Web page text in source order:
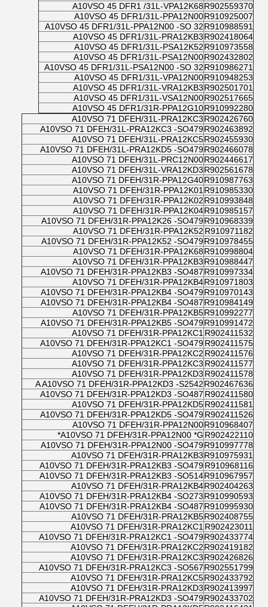
R902559370
A10VSO 45 DFR1 /31L-VPA12K68
R910925007
A10VSO 45 DFR1/31L-PPA12N00
R910988591
A10VSO 45 DFR1/31L-PPA12N00 -SO 32
R902418064
A10VSO 45 DFR1/31L-PRA12KB3
R910973558
A10VSO 45 DFR1/31L-PSA12K52
R902432802
A10VSO 45 DFR1/31L-PSA12N00
R910986271
A10VSO 45 DFR1/31L-PSA12N00 -SO 32
R910948253
A10VSO 45 DFR1/31L-VPA12N00
R902501701
A10VSO 45 DFR1/31L-VRA12KB3
R902517665
A10VSO 45 DFR1/31L-VSA12N00
R910992280
A10VSO 45 DFR1/31R-PPA12G10
R902426760
A10VSO 71 DFEH/31L-PRA12KC3
R902463892
A10VSO 71 DFEH/31L-PRA12KC3 -SO479
R902455930
A10VSO 71 DFEH/31L-PRA12KC5
R902466078
A10VSO 71 DFEH/31L-PRA12KD5 -SO479
R902446617
A10VSO 71 DFEH/31L-PRC12N00
R902561678
A10VSO 71 DFEH/31L-VRA12KD3
R910987763
A10VSO 71 DFEH/31R-PPA12G40
R910985330
A10VSO 71 DFEH/31R-PPA12K01
R910993848
A10VSO 71 DFEH/31R-PPA12K02
R910985157
A10VSO 71 DFEH/31R-PPA12K04
R910968339
A10VSO 71 DFEH/31R-PPA12K26 -SO479
R910971182
A10VSO 71 DFEH/31R-PPA12K52
R910978455
A10VSO 71 DFEH/31R-PPA12K52 -SO479
R910998804
A10VSO 71 DFEH/31R-PPA12K68
R910988447
A10VSO 71 DFEH/31R-PPA12KB3
R910997334
A10VSO 71 DFEH/31R-PPA12KB3 -SO487
R910971803
A10VSO 71 DFEH/31R-PPA12KB4
R910970143
A10VSO 71 DFEH/31R-PPA12KB4 -SO479
R910984149
A10VSO 71 DFEH/31R-PPA12KB4 -SO487
R910992277
A10VSO 71 DFEH/31R-PPA12KB5
R910991472
A10VSO 71 DFEH/31R-PPA12KB5 -SO479
R902411532
A10VSO 71 DFEH/31R-PPA12KC1
R902411575
A10VSO 71 DFEH/31R-PPA12KC1 -SO479
R902411576
A10VSO 71 DFEH/31R-PPA12KC2
R902411577
A10VSO 71 DFEH/31R-PPA12KC3
R902411578
A10VSO 71 DFEH/31R-PPA12KD3
R902467636
A A10VSO 71 DFEH/31R-PPA12KD3 -S2542
R902411580
A10VSO 71 DFEH/31R-PPA12KD3 -SO487
R902411581
A10VSO 71 DFEH/31R-PPA12KD5
R902411526
A10VSO 71 DFEH/31R-PPA12KD5 -SO479
R910968407
A10VSO 71 DFEH/31R-PPA12N00
R902422110
A10VSO 71 DFEH/31R-PPA12N00 *G*
R910997778
A10VSO 71 DFEH/31R-PPA12N00 -SO479
R910975931
A10VSO 71 DFEH/31R-PRA12KB3
R910968116
A10VSO 71 DFEH/31R-PRA12KB3 -SO479
R910967957
A10VSO 71 DFEH/31R-PRA12KB3 -SO514
R902404263
A10VSO 71 DFEH/31R-PRA12KB4
R910990593
A10VSO 71 DFEH/31R-PRA12KB4 -SO273
R910995930
A10VSO 71 DFEH/31R-PRA12KB4 -SO487
R902408755
A10VSO 71 DFEH/31R-PRA12KB5
R902423011
A10VSO 71 DFEH/31R-PRA12KC1
R902433774
A10VSO 71 DFEH/31R-PRA12KC1 -SO479
R902419182
A10VSO 71 DFEH/31R-PRA12KC2
R902426826
A10VSO 71 DFEH/31R-PRA12KC3
R902551799
A10VSO 71 DFEH/31R-PRA12KC3 -SO567
R902433792
A10VSO 71 DFEH/31R-PRA12KC5
R902413997
A10VSO 71 DFEH/31R-PRA12KD3
R902433702
A10VSO 71 DFEH/31R-PRA12KD3 -SO479